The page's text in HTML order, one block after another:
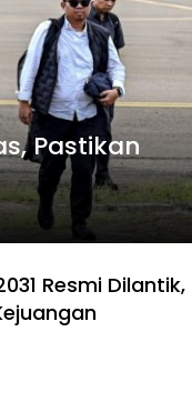
Pastikan
Resmi Dilantik,